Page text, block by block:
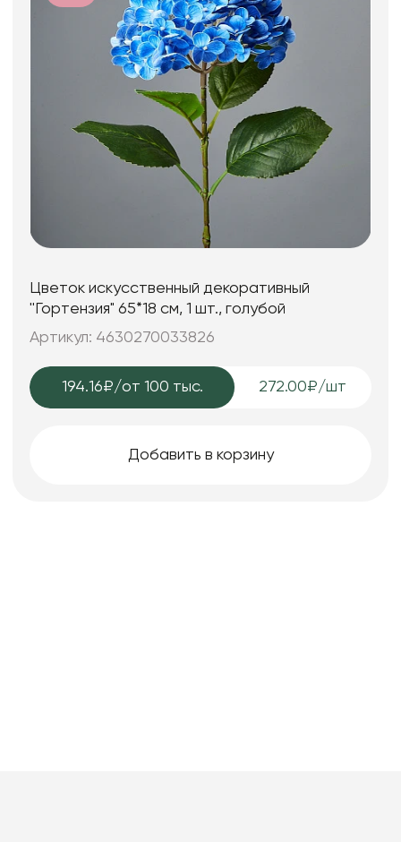
Цветок искусственный декоративный
''Гортензия" 65*18 см, 1 шт., голубой
Артикул: 4630270033826
194.16₽/от 100 тыс. 272.00₽/шт
Добавить в корзину